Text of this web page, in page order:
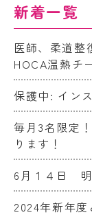
新着一覧
医師、柔道整
HOCA温熱チ
保護中: イン
毎月3名限定
ります！
6月１４日
2024年新年